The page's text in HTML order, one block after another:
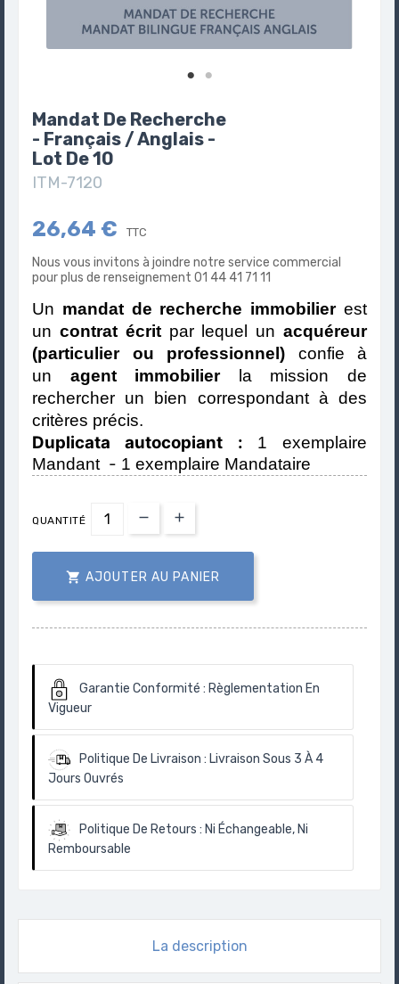
Mandat De Recherche
- Français / Anglais -
Lot De 10
ITM-7120
26,64 € TTC
Nous vous invitons à joindre notre service commercial
pour plus de renseignement 01 44 41 71 11
Un mandat de recherche immobilierest
un contrat écritpar lequel unacquéreur
(particulier ou professionnel) confie à
un agent immobilierla mission de
rechercher un bien correspondant à des
critères précis.
Duplicata autocopiant :
1 exemplaire
Mandant- 1 exemplaire Mandataire
QUANTITÉ
 AJOUTER AU PANIER
Garantie Conformité : Règlementation En
Vigueur
Politique De Livraison : Livraison Sous 3 À 4
Jours Ouvrés
Politique De Retours : Ni Échangeable, Ni
Remboursable
La description